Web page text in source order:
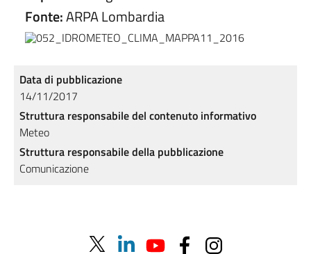
Fonte:ARPA Lombardia
Data di pubblicazione
14/11/2017
Struttura responsabile del contenuto informativo
Meteo
Struttura responsabile della pubblicazione
Comunicazione